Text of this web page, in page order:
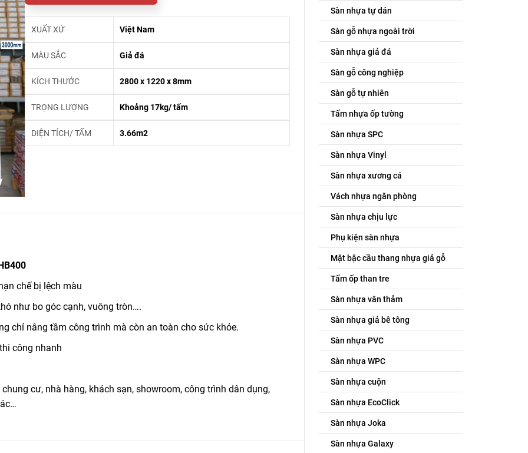
XUẤT XỨ Việt Nam
MÀU SẮC Giả đá
KÍCH THƯỚC 2800 x 1220 x 8mm
TRỌNG LƯỢNG Khoảng 17kg/ tấm
DIỆN TÍCH/ TẤM 3.66m2
chế bị lệch màu
như bo góc cạnh, vuông tròn….
chỉ nâng tầm công trình mà còn an toàn cho sức khỏe.
công nhanh
cư, nhà hàng, khách sạn, showroom, công trình dân dụng,
Sàn nhựa tự dán
Sàn gỗ nhựa ngoài trời
Sàn nhựa giả đá
Sàn gỗ công nghiệp
Sàn gỗ tự nhiên
Tấm nhựa ốp tường
Sàn nhựa SPC
Sàn nhựa Vinyl
Sàn nhựa xương cá
Vách nhựa ngăn phòng
Sàn nhựa chịu lực
Phụ kiện sàn nhựa
Mặt bậc cầu thang nhựa giả gỗ
Tấm ốp than tre
Sàn nhựa vân thảm
Sàn nhựa giả bê tông
Sàn nhựa PVC
Sàn nhựa WPC
Sàn nhựa cuộn
Sàn nhựa EcoClick
Sàn nhựa Joka
Sàn nhựa Galaxy